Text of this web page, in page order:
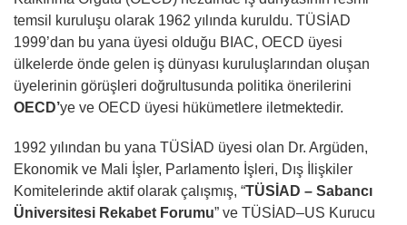
temsil kuruluşu olarak 1962 yılında kuruldu. TÜSİAD
1999’dan bu yana üyesi olduğu BIAC, OECD üyesi
ülkelerde önde gelen iş dünyası kuruluşlarından oluşan
üyelerinin görüşleri doğrultusunda politika önerilerini
OECD’ye ve OECD üyesi hükümetlere iletmektedir.
1992 yılından bu yana TÜSİAD üyesi olan Dr. Argüden,
Ekonomik ve Mali İşler, Parlamento İşleri, Dış İlişkiler
Komitelerinde aktif olarak çalışmış, “TÜSİAD – Sabancı
Üniversitesi Rekabet Forumu” ve TÜSİAD–US Kurucu